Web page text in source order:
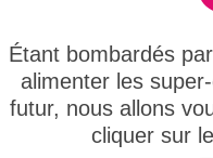
Étant bombardés
alimenter les
futur, nous allons
cliquer sur